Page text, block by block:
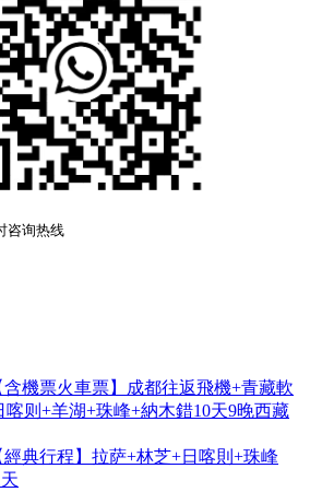
咨询热线
含機票火車票】成都往返飛機+青藏軟
喀则+羊湖+珠峰+納木錯10天9晚西藏
經典行程】拉萨+林芝+日喀則+珠峰